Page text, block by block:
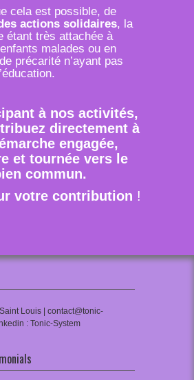
cela est possible, de
actions solidaires, la
étant très attachée à
malades ou en
précarité n’ayant pas
à nos activités,
directement à
engagée,
et tournée vers le
commun.
votre contribution !
Louis | contact@tonic-
: Tonic-System